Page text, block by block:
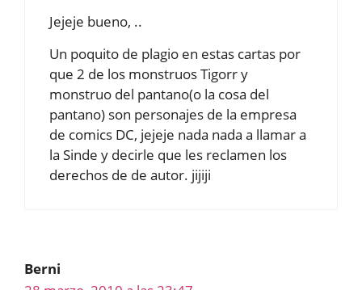
Jejeje bueno, ..
Un poquito de plagio en estas cartas por
que 2 de los monstruos Tigorr y
monstruo del pantano(o la cosa del
pantano) son personajes de la empresa
de comics DC, jejeje nada nada a llamar a
la Sinde y decirle que les reclamen los
derechos de de autor. jijiji
Berni